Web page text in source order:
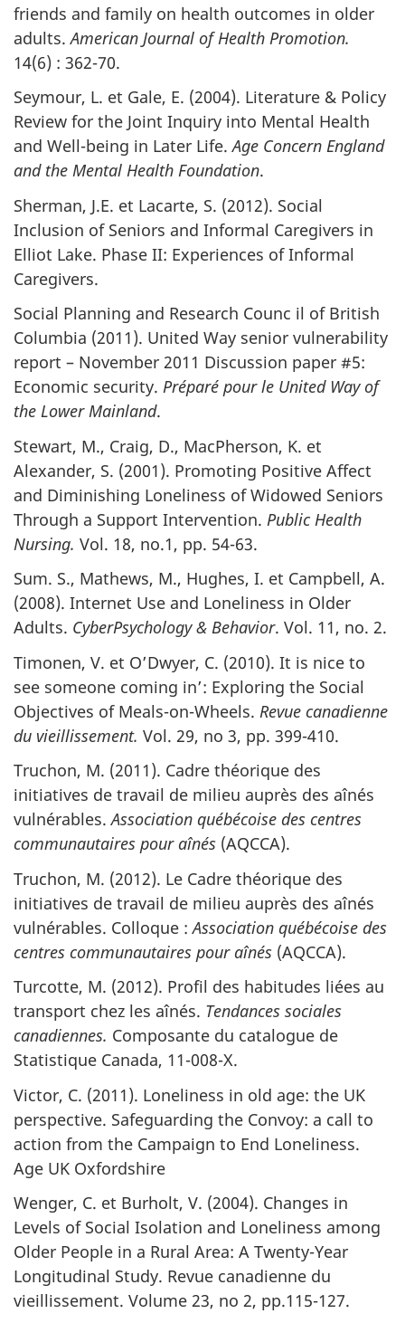
friends and family on health outcomes in older
adults.American Journal of Health Promotion.
14(6) : 362-70.
Seymour, L. et Gale, E. (2004). Literature & Policy
Review for the Joint Inquiry into Mental Health
and Well-being in Later Life.Age Concern England
and the Mental Health Foundation.
Sherman, J.E. et Lacarte, S. (2012). Social
Inclusion of Seniors and Informal Caregivers in
Elliot Lake. Phase II: Experiences of Informal
Caregivers.
Social Planning and Research Counc il of British
Columbia (2011). United Way senior vulnerability
report – November 2011 Discussion paper #5:
Economic security. Préparé pour le United Way of
the Lower Mainland.
Stewart, M., Craig, D., MacPherson, K. et
Alexander, S. (2001). Promoting Positive Affect
and Diminishing Loneliness of Widowed Seniors
Through a Support Intervention. Public Health
Nursing. Vol. 18, no.1, pp. 54-63.
Sum. S., Mathews, M., Hughes, I. et Campbell, A.
(2008). Internet Use and Loneliness in Older
Adults. CyberPsychology & Behavior. Vol. 11, no. 2.
Timonen, V. et O’Dwyer, C. (2010). It is nice to
see someone coming in’: Exploring the Social
Objectives of Meals-on-Wheels. Revue canadienne
du vieillissement. Vol. 29, no 3, pp. 399-410.
Truchon, M. (2011). Cadre théorique des
initiatives de travail de milieu auprès des aînés
vulnérables.Association québécoise des centres
communautaires pour aînés (AQCCA).
Truchon, M. (2012). Le Cadre théorique des
initiatives de travail de milieu auprès des aînés
vulnérables. Colloque :Association québécoise des
centres communautaires pour aînés (AQCCA).
Turcotte, M. (2012). Profil des habitudes liées au
transport chez les aînés. Tendances sociales
canadiennes. Composante du catalogue de
Statistique Canada, 11-008-X.
Victor, C. (2011). Loneliness in old age: the UK
perspective. Safeguarding the Convoy: a call to
action from the Campaign to End Loneliness.
Age UK Oxfordshire
Wenger, C. et Burholt, V. (2004). Changes in
Levels of Social Isolation and Loneliness among
Older People in a Rural Area: A Twenty-Year
Longitudinal Study. Revue canadienne du
vieillissement. Volume 23, no 2, pp.115-127.